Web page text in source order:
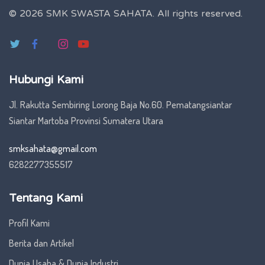
© 2026 SMK SWASTA SAHATA. All rights reserved.
Hubungi Kami
Jl. Rakutta Sembiring Lorong Baja No.60. Pematangsiantar
Siantar Martoba Provinsi Sumatera Utara
smksahata@gmail.com
6282277355517
Tentang Kami
Profil Kami
Berita dan Artikel